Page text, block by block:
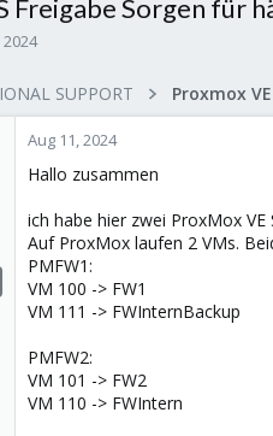
Freigabe Sorgen für
2024
SUPPORT Proxmox
Aug 11, 2024
Hallo zusammen
ich habe hier zwei ProxMox
Auf ProxMox laufen 2 VMs.
PMFW1:
VM 100 -> FW1
VM 111 -> FWInternBackup
PMFW2:
VM 101 -> FW2
VM 110 -> FWIntern